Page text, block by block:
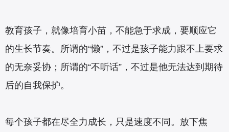
教育孩子，就像培育小苗，不能急于求成，要顺应它
的生长节奏。所谓的“懒”，不过是孩子能力跟不上要求
的无奈妥协；所谓的“不听话”，不过是他无法达到期待
后的自我保护。
每个孩子都在尽全力成长，只是速度不同。放下焦